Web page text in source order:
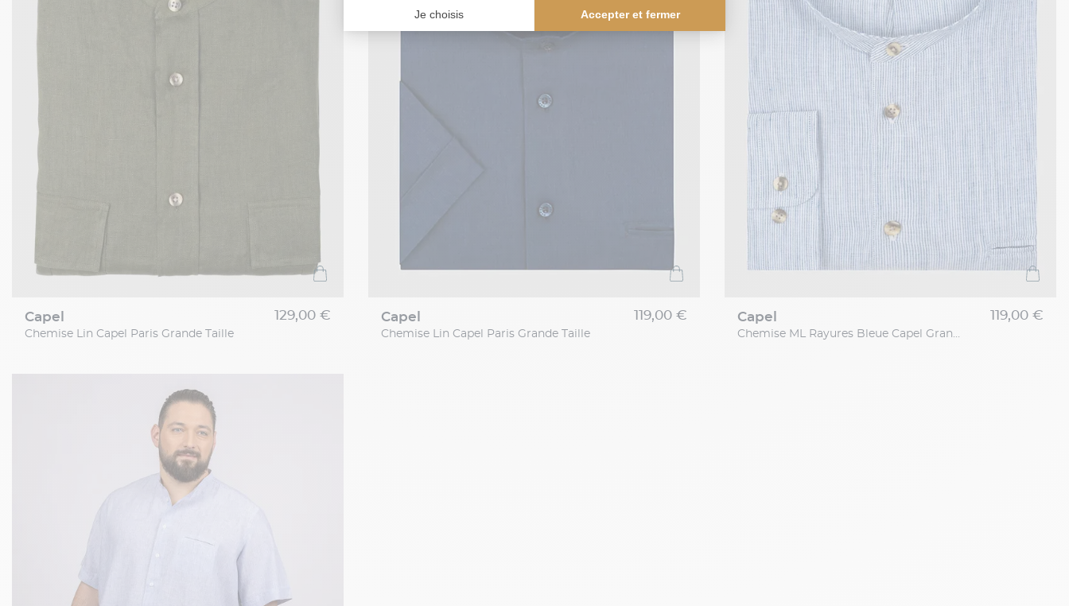
capel
Chemise Lin Capel Paris Grande Taille
129,00 € capel
Chemise Lin Capel Paris Grande Taille
119,00 € capel
Chemise ML Rayures Bleue Capel Grande Taille
119,00 €